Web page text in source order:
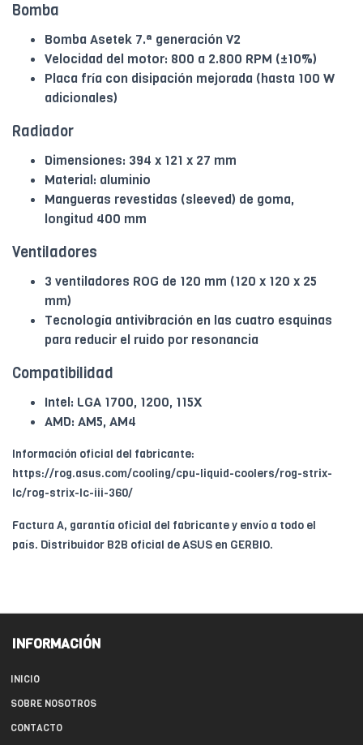
Bomba
Bomba Asetek 7.ª generación V2
Velocidad del motor: 800 a 2.800 RPM (±10%)
Placa fría con disipación mejorada (hasta 100 W
adicionales)
Radiador
Dimensiones: 394 x 121 x 27 mm
Material: aluminio
Mangueras revestidas (sleeved) de goma,
longitud 400 mm
Ventiladores
3 ventiladores ROG de 120 mm (120 x 120 x 25
mm)
Tecnología antivibración en las cuatro esquinas
para reducir el ruido por resonancia
Compatibilidad
Intel: LGA 1700, 1200, 115X
AMD: AM5, AM4
Información oficial del fabricante:
https://rog.asus.com/cooling/cpu-liquid-coolers/rog-strix-
lc/rog-strix-lc-iii-360/
Factura A, garantía oficial del fabricante y envío a todo el
país. Distribuidor B2B oficial de ASUS en GERBIO.
INFORMACIÓN
INICIO
SOBRE NOSOTROS
CONTACTO